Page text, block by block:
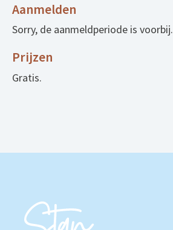
Aanmelden
Sorry, de aanmeldperiode is voorbij.
Prijzen
Gratis.